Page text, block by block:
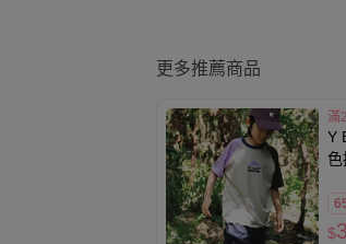
更多推薦商品
滿
Y
色
$